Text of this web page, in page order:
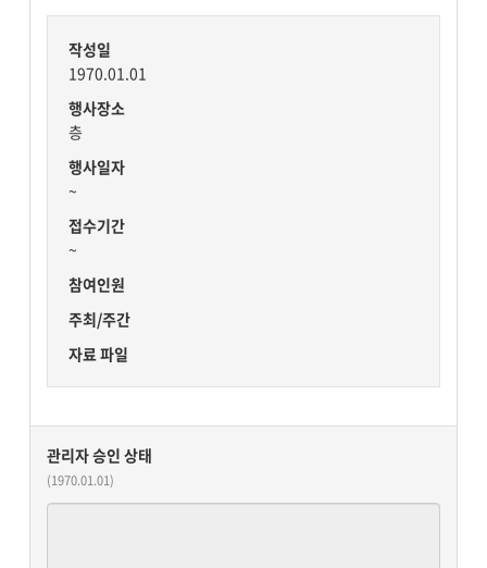
작성일
1970.01.01
행사장소
층
행사일자
~
접수기간
~
참여인원
주최/주간
자료 파일
관리자 승인 상태
(1970.01.01)